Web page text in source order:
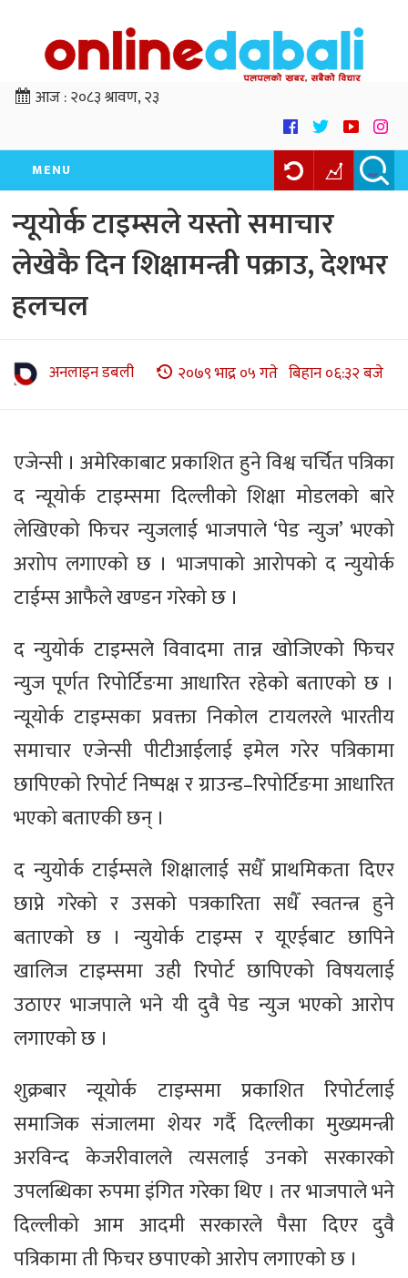
आज :२०८३ श्रावण, २३
MENU
न्यूयोर्क टाइम्सले यस्तो समाचार
लेखेकै दिन शिक्षामन्त्री पक्राउ, देशभर
हलचल
अनलाइन डबली २०७९ भाद्र ०५ गते बिहान ०६:३२ बजे
एजेन्सी । अमेरिकाबाट प्रकाशित हुने विश्व चर्चित पत्रिका
द न्यूयोर्क टाइम्समा दिल्लीको शिक्षा मोडलको बारे
लेखिएको फिचर न्युजलाई भाजपाले ‘पेड न्युज’ भएको
अराोप लगाएको छ । भाजपाको आरोपको द न्युयोर्क
टाईम्स आफैले खण्डन गरेको छ ।
द न्युयोर्क टाइम्सले विवादमा तान्न खोजिएको फिचर
न्युज पूर्णत रिपोर्टिङमा आधारित रहेको बताएको छ ।
न्यूयोर्क टाइम्सका प्रवक्ता निकोल टायलरले भारतीय
समाचार एजेन्सी पीटीआईलाई इमेल गरेर पत्रिकामा
छापिएको रिपोर्ट निष्पक्ष र ग्राउन्ड–रिपोर्टिङमा आधारित
भएको बताएकी छन् ।
द न्युयोर्क टाईम्सले शिक्षालाई सधैँ प्राथमिकता दिएर
छाप्ने गरेको र उसको पत्रकारिता सधैँ स्वतन्त्र हुने
बताएको छ । न्युयोर्क टाइम्स र यूएईबाट छापिने
खालिज टाइम्समा उही रिपोर्ट छापिएको विषयलाई
उठाएर भाजपाले भने यी दुवै पेड न्युज भएको आरोप
लगाएको छ ।
शुक्रबार न्यूयोर्क टाइम्समा प्रकाशित रिपोर्टलाई
समाजिक संजालमा शेयर गर्दै दिल्लीका मुख्यमन्त्री
अरविन्द केजरीवालले त्यसलाई उनको सरकारको
उपलब्धिका रुपमा इंगित गरेका थिए । तर भाजपाले भने
दिल्लीको आम आदमी सरकारले पैसा दिएर दुवै
पत्रिकामा ती फिचर छपाएको आरोप लगाएको छ ।